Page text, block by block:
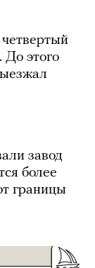
До этого
завод
более
границы